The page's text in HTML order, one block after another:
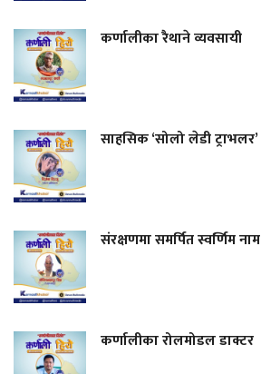
कर्णालीका रैथाने व्यवसायी
साहसिक ‘सोलो लेडी ट्राभलर’
संरक्षणमा समर्पित स्वर्णिम नाम
कर्णालीका रोलमोडल डाक्टर